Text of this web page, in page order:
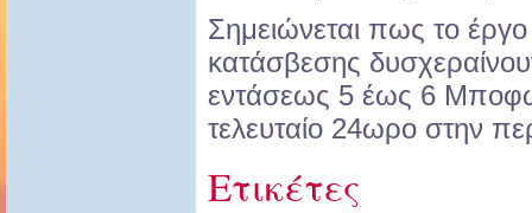
Σημειώνεται πως το
κατάσβεσης
εντάσεως 5 έως 6
τελευταίο 24ωρο στην
Ετικέτες